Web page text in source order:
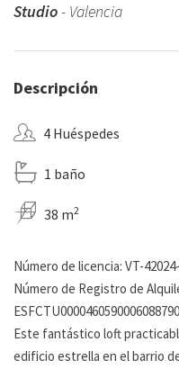
Studio- Valencia
Descripción
4 Huéspedes
1 baño
38 m2
Número de licencia: VT-
Número de Registro de
Este fantástico loft
edificio estrella en el barrio